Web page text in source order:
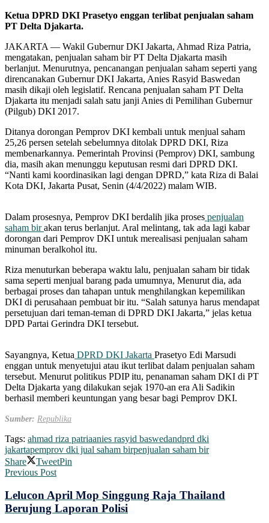
Ketua DPRD DKI Prasetyo enggan terlibat penjualan saham
PT Delta Djakarta.
JAKARTA — Wakil Gubernur DKI Jakarta, Ahmad Riza Patria,
mengatakan, penjualan saham bir PT Delta Djakarta masih
berlanjut. Menurutnya, pencanangan penjualan saham seperti yang
direncanakan Gubernur DKI Jakarta, Anies Rasyid Baswedan
masih dikaji oleh legislatif. Rencana penjualan saham PT Delta
Djakarta itu menjadi salah satu janji Anies di Pemilihan Gubernur
(Pilgub) DKI 2017.
Ditanya dorongan Pemprov DKI kembali untuk menjual saham
25,26 persen setelah sebelumnya ditolak DPRD DKI, Riza
membenarkannya. Pemerintah Provinsi (Pemprov) DKI, sambung
dia, masih akan menunggu keputusan resmi dari DPRD DKI.
“Nanti kami koordinasikan lagi dengan DPRD,” kata Riza di Balai
Kota DKI, Jakarta Pusat, Senin (4/4/2022) malam WIB.
Dalam prosesnya, Pemprov DKI berdalih jika proses penjualan
saham birakan terus berlanjut. Aral melintang, tak ada lagi kabar
dorongan dari Pemprov DKI untuk merealisasi penjualan saham
minuman beralkohol itu.
Riza menuturkan beberapa waktu lalu, penjualan saham bir tidak
sama seperti menjual barang pada umumnya, Menurut dia, ada
berbagai proses dan tahapan untuk menghilangkan kepemilikan
DKI di perusahaan pembuat bir itu. “Salah satunya harus mendapat
persetujuan dari teman-teman di DPRD DKI Jakarta,” jelas ketua
DPD Partai Gerindra DKI tersebut.
Sayangnya, Ketua DPRD DKI Jakarta Prasetyo Edi Marsudi
enggan untuk menyetujui atau ikut terlibat dalam penjualan saham
tersebut. Menurut politikus PDIP itu, penanaman saham DKI di PT
Delta Djakarta yang dilakukan sejak 1970-an era Ali Sadikin
berhasil memberi keuntungan yang besar bagi Pemprov DKI.
Sumber: Republika
Tags: ahmad riza patriaanies rasyid baswedandprd dki
jakartapemprov dki jual saham birpenjualan saham bir
Share
TweetPin
Previous Post
Lelucon April Mop Singgung Raja Thailand
Berujung Laporan Polisi